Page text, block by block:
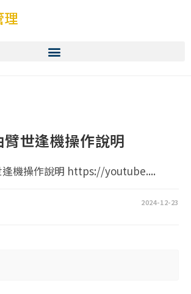
理
世逢機操作說明
逢機操作說明 https://youtube....
2024-12-23